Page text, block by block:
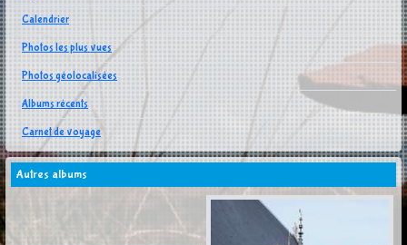
Calendrier
Photos les plus vues
Photos géolocalisées
Albums récents
Carnet de voyage
Autres albums